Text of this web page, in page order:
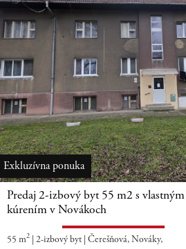
Exkluzívna ponuka
Predaj 2-izbový byt 55 m2 s vlastným
kúrením v Novákoch
55 m2 2-izbový byt Čerešňová, Nováky,